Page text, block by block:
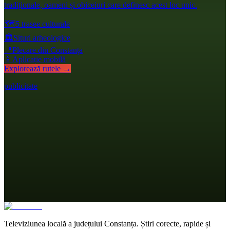
tradiționale, oameni și obiceiuri care definesc acest loc unic.
🗺️5 trasee culturale
🏛️Situri arheologice
📍Plecare din Constanța
📱 Aplicație mobilă
Explorează rutele →
publicitate
Televiziunea locală a județului Constanța. Știri corecte, rapide și